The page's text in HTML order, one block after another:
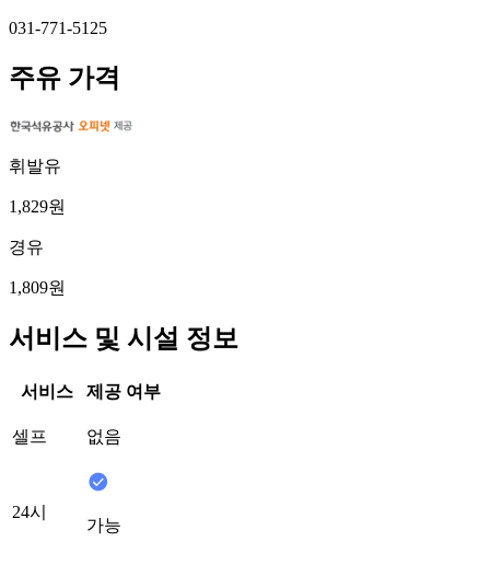
031-771-5125
주유 가격
휘발유
1,829원
경유
1,809원
서비스 및 시설 정보
서비스 제공 여부
셀프 없음
24시
가능